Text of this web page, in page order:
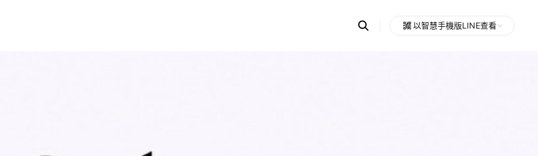
Search
OpenChats以智慧手機版LINE查看